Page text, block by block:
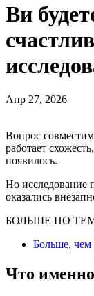
Ви
Апр 27, 2026
Вопрос
работает
появилось.
Но исследование
оказались
БОЛЬШЕ ПО
Больше, чем
Что